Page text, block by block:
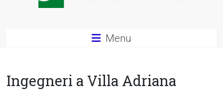
degli
Menu
Ingegneri a Villa Adriana